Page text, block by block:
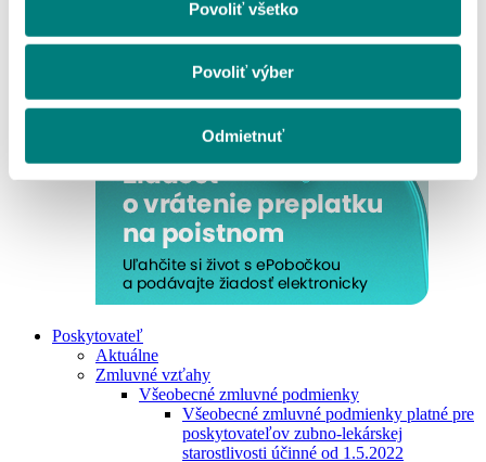
Povoliť všetko
Povoliť výber
Odmietnuť
Poskytovateľ
Aktuálne
Zmluvné vzťahy
Všeobecné zmluvné podmienky
Všeobecné zmluvné podmienky platné pre
poskytovateľov zubno-lekárskej
starostlivosti účinné od 1.5.2022